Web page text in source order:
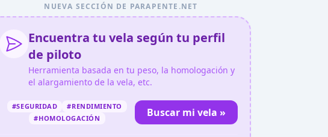
NUEVA SECCIÓN DE PARAPENTE.NET
Encuentra tu vela según tu perfil
de piloto
Herramienta basada en tu peso, la homologación y
el alargamiento de la vela, etc.
#SEGURIDAD
#RENDIMIENTO
#HOMOLOGACIÓN
Buscar mi vela »